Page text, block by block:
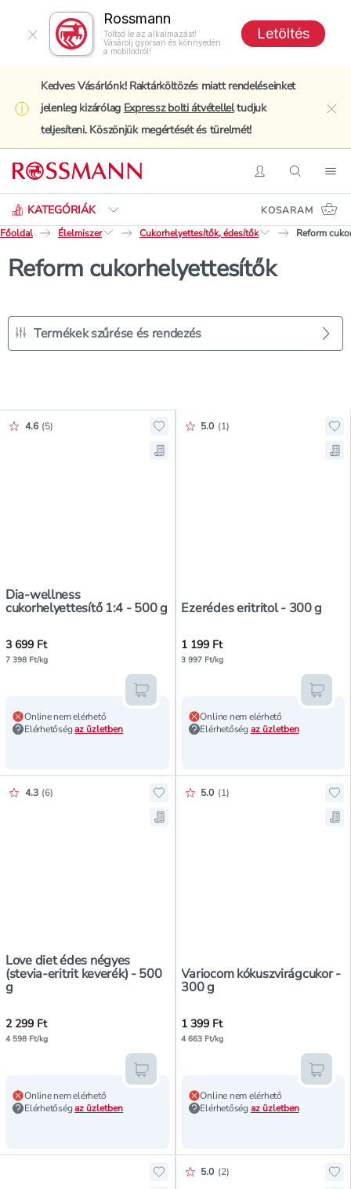
Rossmann
Töltsd le az alkalmazást!
Vásárolj gyorsan és könnyedén
a mobilodról!
Letöltés
Kedves Vásárlónk! Raktárköltözés miatt rendeléseinket
jelenleg kizárólag Expressz bolti átvételleltudjuk
teljesíteni. Köszönjük megértését és türelmét!
BelépésKeresés
KATEGÓRIÁK
Keresés
KOSARAM
Főoldal
Élelmiszer Cukorhelyettesítők, édesítők Reform
Reform cukorhelyettesítők
Termékek szűrése és rendezés
Dia-wellness
cukorhelyettesítő 1:4 - 500 g
Értékelés pontszáma:
4.6 (5)
Hozzáadás a kedvencekhez,
Mentés a bevásárló listára, Dia-
3 699 Ft
7 398 Ft/kg
Online nem elérhető
Elérhetőségaz üzletben
Kosárba teszem
Ezerédes eritritol - 300 g
Értékelés pontszáma:
5.0 (1)
1 199 Ft
3 997 Ft/kg
Online nem elérhető
Elérhetőség az üzletben
Love diet édes négyes
(stevia-eritrit keverék) - 500
g
Értékelés pontszáma:
4.3 (6)
Hozzáadás a kedvencekhez,
Mentés a bevásárló listára, Love
2 299 Ft
4 598 Ft/kg
Online nem elérhető
Elérhetőségaz üzletben
Kosárba teszem
Variocom kókuszvirágcukor -
300 g
Értékelés pontszáma:
5.0 (1)
1 399 Ft
4 663 Ft/kg
Online nem elérhető
Elérhetőség az üzletben
Hozzáadás a kedvencekhez,
Értékelés pontszáma:
5.0 (2)